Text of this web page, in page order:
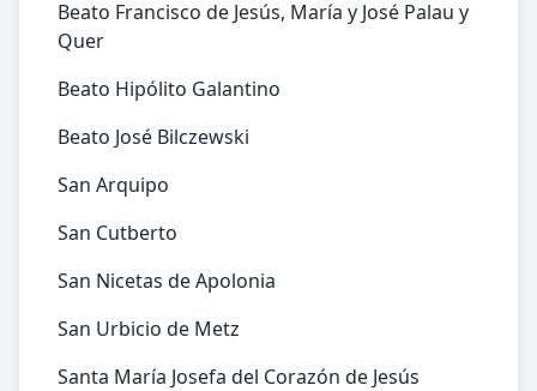
Beato Francisco de Jesús, María y José Palau y
Quer
Beato Hipólito Galantino
Beato José Bilczewski
San Arquipo
San Cutberto
San Nicetas de Apolonia
San Urbicio de Metz
Santa María Josefa del Corazón de Jesús